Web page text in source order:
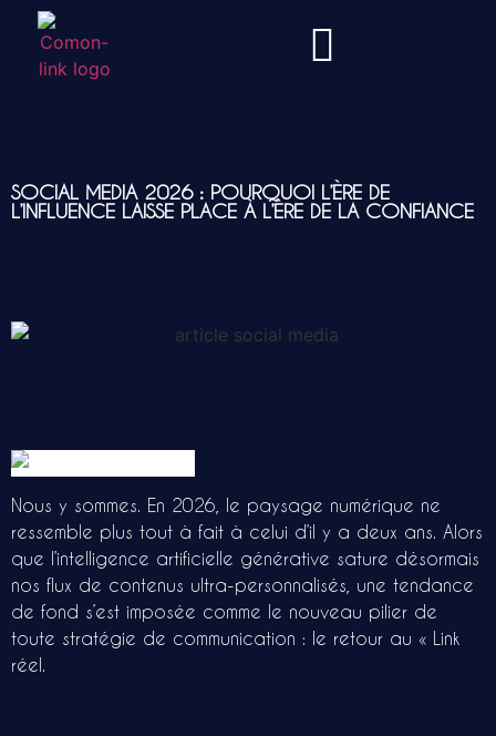
SOCIAL MEDIA 2026 : POURQUOI L’ÈRE DE
L’INFLUENCE LAISSE PLACE À L’ÈRE DE LA CONFIANCE
Nous y sommes. En 2026, le paysage numérique ne
ressemble plus tout à fait à celui d’il y a deux ans. Alors
que l’intelligence artificielle générative sature désormais
nos flux de contenus ultra-personnalisés, une tendance
de fond s’est imposée comme le nouveau pilier de
toute stratégie de communication : le retour au « Link
réel.